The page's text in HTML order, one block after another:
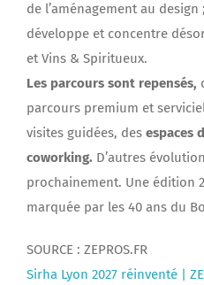
de l’aménagement au design
développe et concentre
et Vins & Spiritueux.
Les parcours sont repensés,
parcours premium et
visites guidées, des espaces
coworking. D’autres
prochainement. Une édition
marquée par les 40 ans du
SOURCE : ZEPROS.FR
Sirha Lyon 2027 réinventé |